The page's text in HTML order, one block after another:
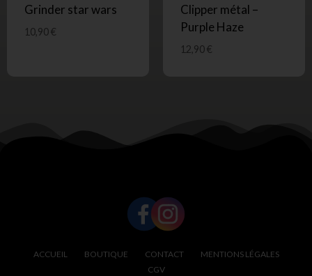
Grinder star wars
10,90€
Clipper métal –
Purple Haze
12,90€
ACCUEIL BOUTIQUE CONTACT
MENTIONS LÉGALES
CGV